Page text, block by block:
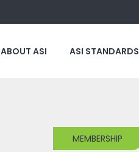
ABOUT ASI ASI STANDARDS
MEMBERSHIP